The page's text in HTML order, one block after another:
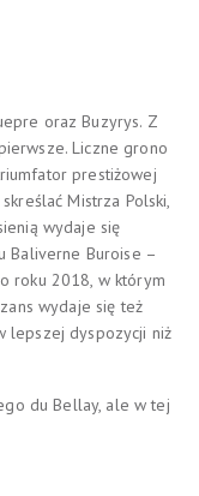
oraz Buzyrys. Z
Liczne grono
prestiżowej
Mistrza Polski,
wydaje się
Baliverne Buroise –
roku 2018, w którym
wydaje się też
lepszej dyspozycji niż
du Bellay, ale w tej